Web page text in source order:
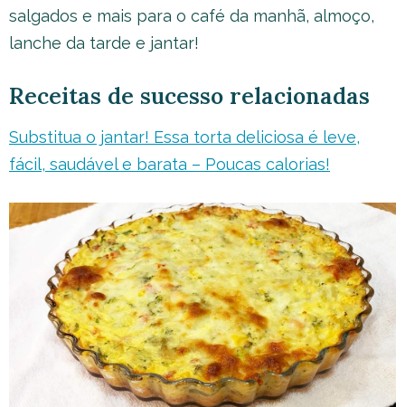
salgados e mais para o café da manhã, almoço,
lanche da tarde e jantar!
Receitas de sucesso relacionadas
Substitua o jantar! Essa torta deliciosa é leve,
fácil, saudável e barata – Poucas calorias!